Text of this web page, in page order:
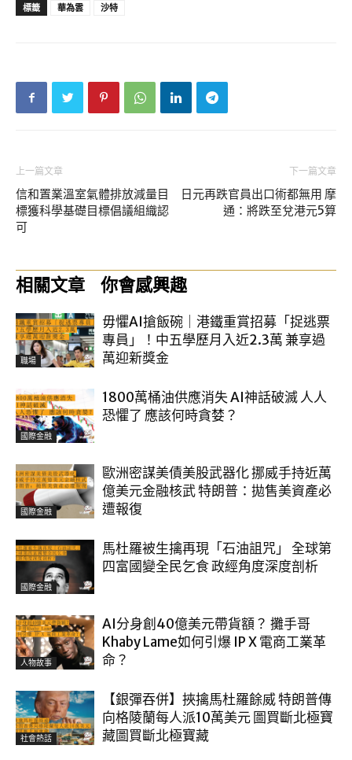
標籤 華為雲 沙特
上一篇文章
信和置業溫室氣體排放減量目
標獲科學基礎目標倡議組織認
可
下一篇文章
日元再跌官員出口術都無用 摩
通：將跌至兌港元5算
相關文章 你會感興趣
職場
毋懼AI搶飯碗｜港鐵重賞招募「捉逃票
專員」！中五學歷月入近2.3萬 兼享過
萬迎新獎金
國際金融
1800萬桶油供應消失 AI神話破滅 人人
恐懼了 應該何時貪婪？
國際金融
歐洲密謀美債美股武器化 挪威手持近萬
億美元金融核武 特朗普：拋售美資產必
遭報復
國際金融
馬杜羅被生擒再現「石油詛咒」 全球第
四富國變全民乞食 政經角度深度剖析
人物故事
AI分身創40億美元帶貨額？ 攤手哥
Khaby Lame如何引爆 IP X 電商工業革
命？
社會熱話
【銀彈吞併】挾擒馬杜羅餘威 特朗普傳
向格陵蘭每人派10萬美元 圖買斷北極寶
藏圖買斷北極寶藏